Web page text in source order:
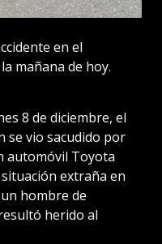
en el
mañana de hoy.
8 de diciembre, el
se vio sacudido por
automóvil Toyota
extraña en
hombre de
herido al